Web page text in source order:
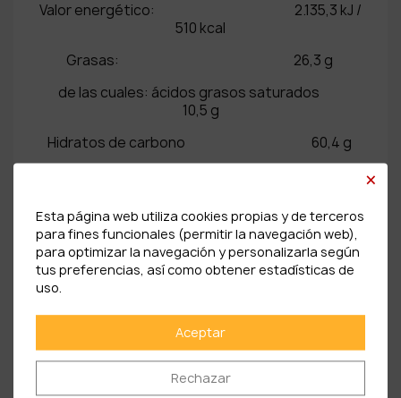
Valor energético: 2.135,3 kJ /
510 kcal
Grasas: 26,3 g
de las cuales: ácidos grasos saturados
10,5 g
Hidratos de carbono 60,4 g
Fibra: 2,8 g
Proteínas: 6,6 g
Sal: 0,02 g
PRODUCTOS RELACIONADOS
×
Esta página web utiliza cookies propias y de terceros
para fines funcionales (permitir la navegación web),
para optimizar la navegación y personalizarla según
tus preferencias, así como obtener estadísticas de
uso.
Aceptar
Rechazar